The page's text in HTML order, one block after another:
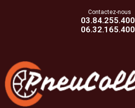
Contactez-nous
03.84.255.400
06.32.165.400